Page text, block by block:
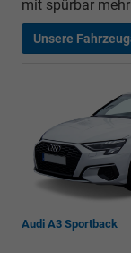
mit spürbar
Unsere
Audi A3 Sportback